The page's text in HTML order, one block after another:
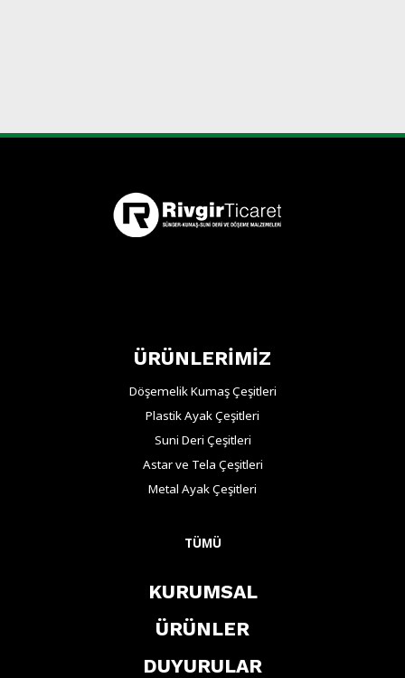
ÜRÜNLERİMİZ
Döşemelik Kumaş Çeşitleri
Plastik Ayak Çeşitleri
Suni Deri Çeşitleri
Astar ve Tela Çeşitleri
Metal Ayak Çeşitleri
TÜMÜ
KURUMSAL
ÜRÜNLER
DUYURULAR